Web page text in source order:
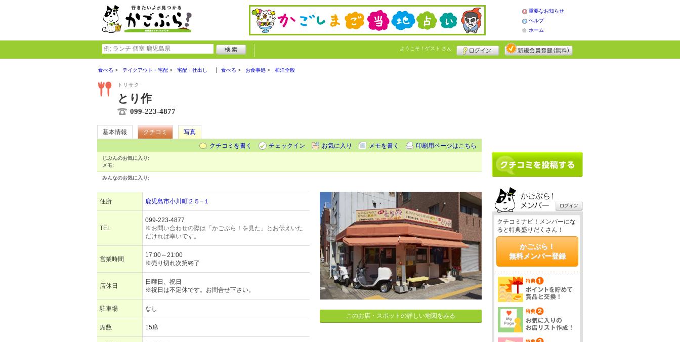
重要なお知らせ
ヘルプ
ホーム
ようこそ！ ゲスト さん
食べる テイクアウト・宅配 宅配・仕出し 食べる お食事処 和洋全般
トリサク
とり作
099-223-4877
基本情報 クチコミ
写真
クチコミを書く
チェックイン お気に入り メモを書く 印刷用ページはこちら
じぶんのお気に入り:
メモ:
みんなのお気に入り:
住所 鹿児島市小川町２５−１
TEL
099-223-4877
※お問い合わせの際は「かごぶら！を見た」とお伝えいた
だければ幸いです。
営業時間
17:00～21:00
※売り切れ次第終了
店休日
日曜日、祝日
※祝日は不定休です。お問合せ下さい。
駐車場 なし
席数 15席
このお店・スポットの詳しい地図をみる
クチコミナビ！メンバーにな
ると特典盛りだくさん！
かごぶら！
無料メンバー登録